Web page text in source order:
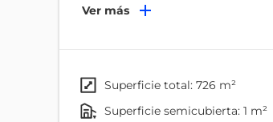
oficinas de trabajo, apta para
donde convergen varios sectores:
Ponceano, Carcelén, Balcón del
Ver más
superficie total: 726 m²
superficie semicubierta: 1 m²